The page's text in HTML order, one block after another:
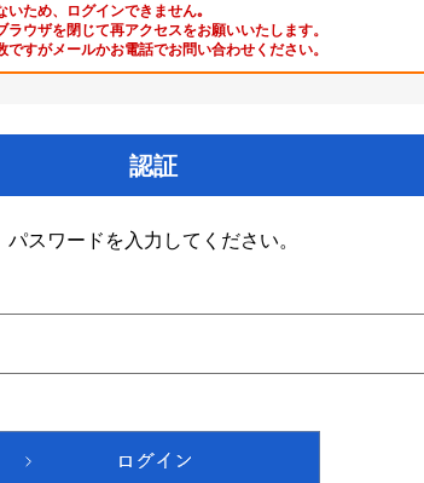
いため、ログインできません｡
ウザを閉じて再アクセスをお願いいたします。
すがメールかお電話でお問い合わせください。
認証
パスワードを入力してください。